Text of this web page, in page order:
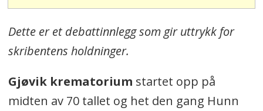
Dette er et debattinnlegg som gir uttrykk for
skribentens holdninger.
Gjøvik krematorium startet opp på
midten av 70 tallet og het den gang Hunn